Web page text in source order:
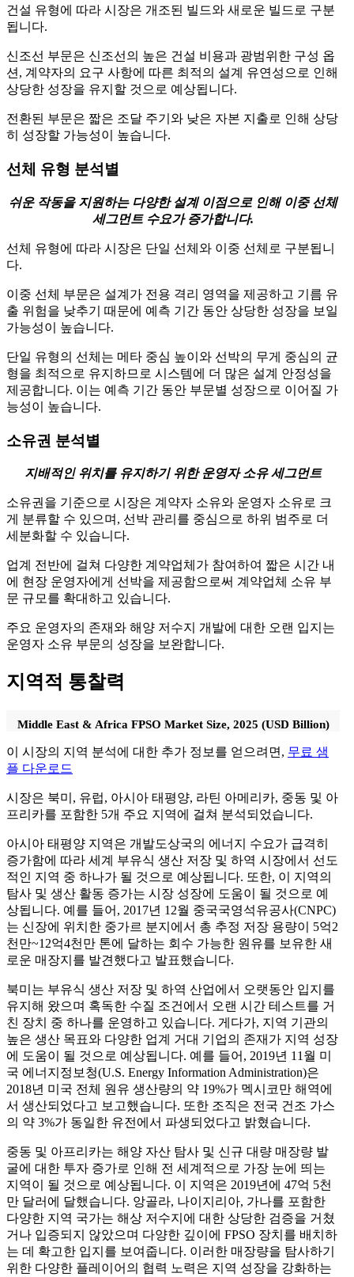
건설 유형에 따라 시장은 개조된 빌드와 새로운 빌드로 구분
됩니다.
신조선 부문은 신조선의 높은 건설 비용과 광범위한 구성 옵
션, 계약자의 요구 사항에 따른 최적의 설계 유연성으로 인해
상당한 성장을 유지할 것으로 예상됩니다.
전환된 부문은 짧은 조달 주기와 낮은 자본 지출로 인해 상당
히 성장할 가능성이 높습니다.
선체 유형 분석별
쉬운 작동을 지원하는 다양한 설계 이점으로 인해 이중 선체
세그먼트 수요가 증가합니다.
선체 유형에 따라 시장은 단일 선체와 이중 선체로 구분됩니
다.
이중 선체 부문은 설계가 전용 격리 영역을 제공하고 기름 유
출 위험을 낮추기 때문에 예측 기간 동안 상당한 성장을 보일
가능성이 높습니다.
단일 유형의 선체는 메타 중심 높이와 선박의 무게 중심의 균
형을 최적으로 유지하므로 시스템에 더 많은 설계 안정성을
제공합니다. 이는 예측 기간 동안 부문별 성장으로 이어질 가
능성이 높습니다.
소유권 분석별
지배적인 위치를 유지하기 위한 운영자 소유 세그먼트
소유권을 기준으로 시장은 계약자 소유와 운영자 소유로 크
게 분류할 수 있으며, 선박 관리를 중심으로 하위 범주로 더
세분화할 수 있습니다.
업계 전반에 걸쳐 다양한 계약업체가 참여하여 짧은 시간 내
에 현장 운영자에게 선박을 제공함으로써 계약업체 소유 부
문 규모를 확대하고 있습니다.
주요 운영자의 존재와 해양 저수지 개발에 대한 오랜 입지는
운영자 소유 부문의 성장을 보완합니다.
지역적 통찰력
Middle East & Africa FPSO Market Size, 2025 (USD Billion)
이 시장의 지역 분석에 대한 추가 정보를 얻으려면, 무료 샘
플 다운로드
시장은 북미, 유럽, 아시아 태평양, 라틴 아메리카, 중동 및 아
프리카를 포함한 5개 주요 지역에 걸쳐 분석되었습니다.
아시아 태평양 지역은 개발도상국의 에너지 수요가 급격히
증가함에 따라 세계 부유식 생산 저장 및 하역 시장에서 선도
적인 지역 중 하나가 될 것으로 예상됩니다. 또한, 이 지역의
탐사 및 생산 활동 증가는 시장 성장에 도움이 될 것으로 예
상됩니다. 예를 들어, 2017년 12월 중국국영석유공사(CNPC)
는 신장에 위치한 중가르 분지에서 총 추정 저장 용량이 5억2
천만~12억4천만 톤에 달하는 회수 가능한 원유를 보유한 새
로운 매장지를 발견했다고 발표했습니다.
북미는 부유식 생산 저장 및 하역 산업에서 오랫동안 입지를
유지해 왔으며 혹독한 수질 조건에서 오랜 시간 테스트를 거
친 장치 중 하나를 운영하고 있습니다. 게다가, 지역 기관의
높은 생산 목표와 다양한 업계 거대 기업의 존재가 지역 성장
에 도움이 될 것으로 예상됩니다. 예를 들어, 2019년 11월 미
국 에너지정보청(U.S. Energy Information Administration)은
2018년 미국 전체 원유 생산량의 약 19%가 멕시코만 해역에
서 생산되었다고 보고했습니다. 또한 조직은 전국 건조 가스
의 약 3%가 동일한 유전에서 파생되었다고 밝혔습니다.
중동 및 아프리카는 해양 자산 탐사 및 신규 대량 매장량 발
굴에 대한 투자 증가로 인해 전 세계적으로 가장 눈에 띄는
지역이 될 것으로 예상됩니다. 이 지역은 2019년에 47억 5천
만 달러에 달했습니다. 앙골라, 나이지리아, 가나를 포함한
다양한 지역 국가는 해상 저수지에 대한 상당한 검증을 거쳤
거나 입증되지 않았으며 다양한 깊이에 FPSO 장치를 배치하
는 데 확고한 입지를 보여줍니다. 이러한 매장량을 탐사하기
위한 다양한 플레이어의 협력 노력은 지역 성장을 강화하는